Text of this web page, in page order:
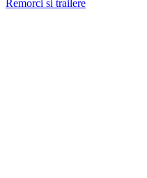
Remorci si trailere